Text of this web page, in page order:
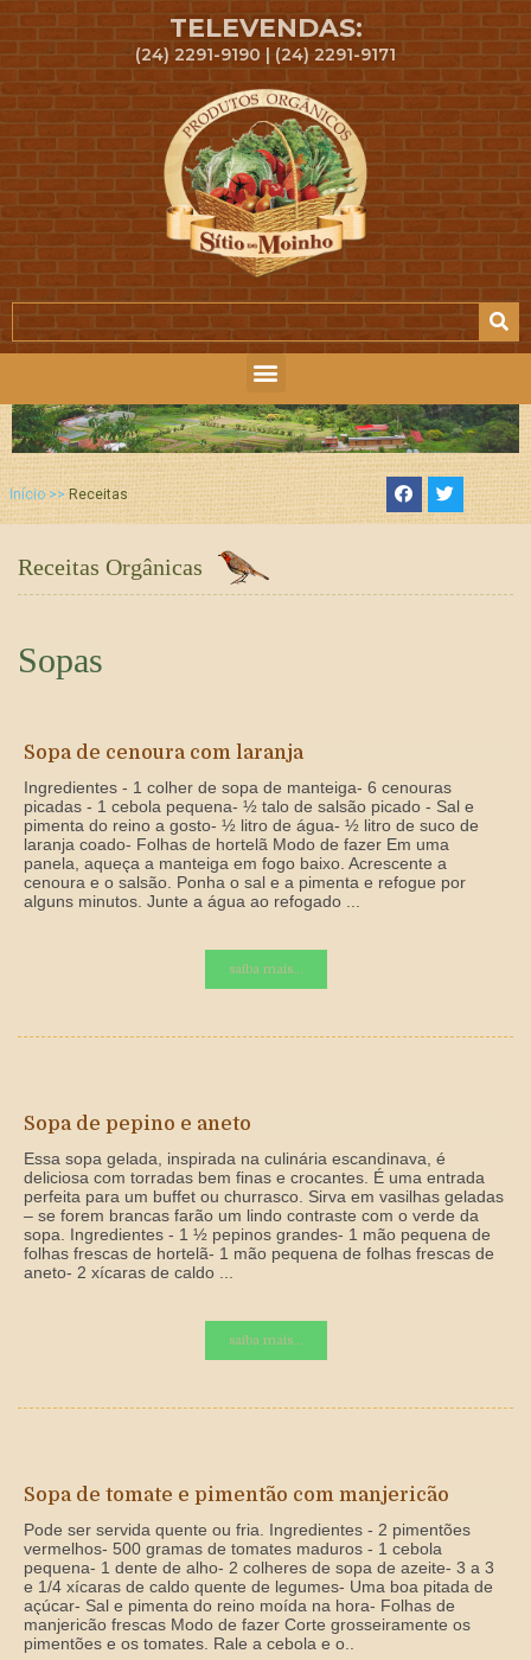
TELEVENDAS:
(24) 2291-9190 | (24) 2291-9171
Início >> Receitas
Receitas Orgânicas
Sopas
Sopa de cenoura com laranja
Ingredientes - 1 colher de sopa de manteiga- 6 cenouras
picadas - 1 cebola pequena- ½ talo de salsão picado - Sal e
pimenta do reino a gosto- ½ litro de água- ½ litro de suco de
laranja coado- Folhas de hortelã Modo de fazer Em uma
panela, aqueça a manteiga em fogo baixo. Acrescente a
cenoura e o salsão. Ponha o sal e a pimenta e refogue por
alguns minutos. Junte a água ao refogado ...
saiba mais...
Sopa de pepino e aneto
Essa sopa gelada, inspirada na culinária escandinava, é
deliciosa com torradas bem finas e crocantes. É uma entrada
perfeita para um buffet ou churrasco. Sirva em vasilhas geladas
– se forem brancas farão um lindo contraste com o verde da
sopa. Ingredientes - 1 ½ pepinos grandes- 1 mão pequena de
folhas frescas de hortelã- 1 mão pequena de folhas frescas de
aneto- 2 xícaras de caldo ...
saiba mais...
Sopa de tomate e pimentão com manjericão
Pode ser servida quente ou fria. Ingredientes - 2 pimentões
vermelhos- 500 gramas de tomates maduros - 1 cebola
pequena- 1 dente de alho- 2 colheres de sopa de azeite- 3 a 3
e 1/4 xícaras de caldo quente de legumes- Uma boa pitada de
açúcar- Sal e pimenta do reino moída na hora- Folhas de
manjericão frescas Modo de fazer Corte grosseiramente os
pimentões e os tomates. Rale a cebola e o..